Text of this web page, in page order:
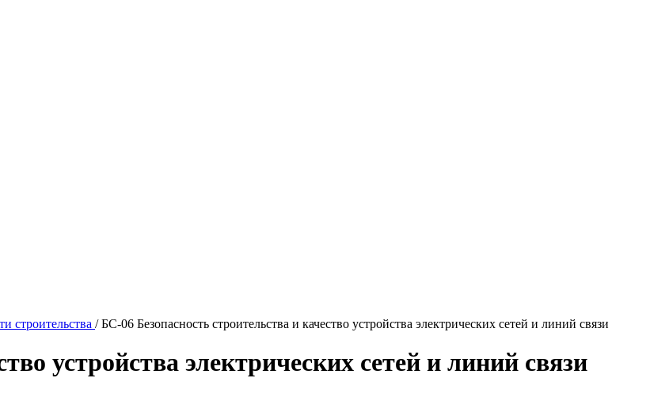
строительства /БС-06 Безопасность строительства и качество устройства электрических сетей и линий связи
устройства электрических сетей и линий связи